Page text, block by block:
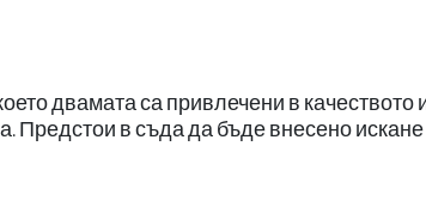
двамата са привлечени в качеството
Предстои в съда да бъде внесено искане